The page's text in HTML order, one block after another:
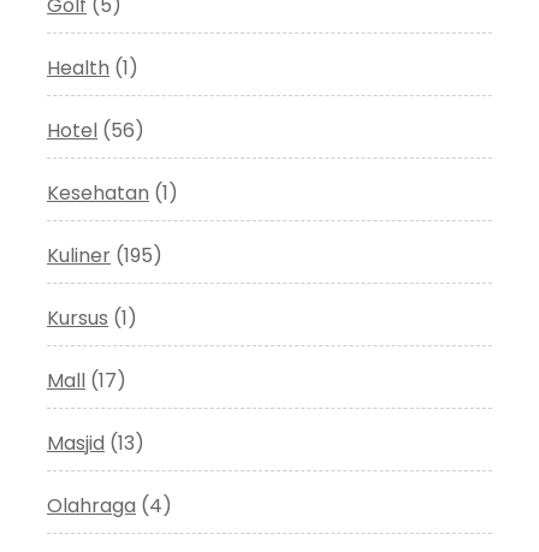
Health (1)
Hotel (56)
Kesehatan (1)
Kuliner (195)
Kursus (1)
Mall (17)
Masjid (13)
Olahraga (4)